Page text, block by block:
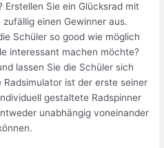
Erstellen Sie ein Glücksrad mit
einen Gewinner aus.
Schüler so good wie möglich
interessant machen möchte?
lassen Sie die Schüler sich
ist der erste seiner
gestaltete Radspinner
unabhängig voneinander